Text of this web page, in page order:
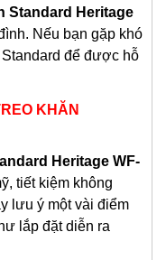
Standard Heritage
Nếu bạn gặp khó
để được hỗ
KHĂN
Heritage WF-
tiết kiệm không
lưu ý một vài điểm
lắp đặt diễn ra